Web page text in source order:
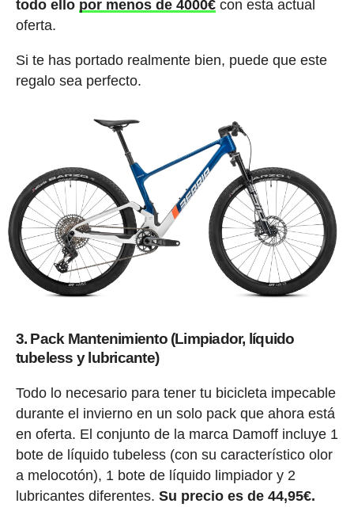
todo ello por menos de 4000€ con esta actual
oferta.
Si te has portado realmente bien, puede que este
regalo sea perfecto.
3. Pack Mantenimiento (Limpiador, líquido
tubeless y lubricante)
Todo lo necesario para tener tu bicicleta impecable
durante el invierno en un solo pack que ahora está
en oferta. El conjunto de la marca Damoff incluye 1
bote de líquido tubeless (con su característico olor
a melocotón), 1 bote de líquido limpiador y 2
lubricantes diferentes. Su precio es de 44,95€.